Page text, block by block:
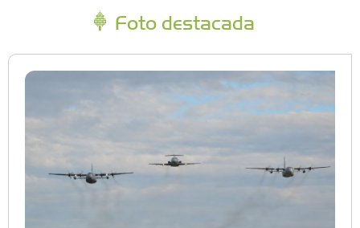
Foto destacada